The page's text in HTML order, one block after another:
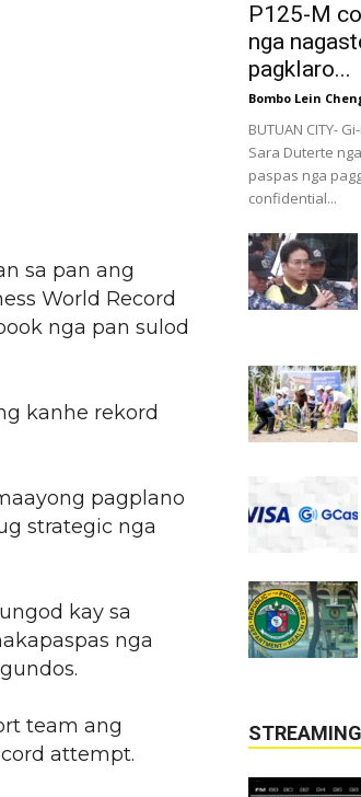
sa pan ang
World Record
nga pan sulod
kanhe rekord
pagplano
strategic nga
kay sa
nga
team ang
attempt.
P125-M
nga
pagklaro...
Bombo Lein
BUTUAN CITY-
Sara Duterte
paspas nga
confidential...